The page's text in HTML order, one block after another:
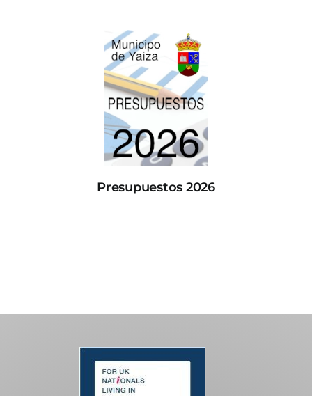
Presupuestos 2026